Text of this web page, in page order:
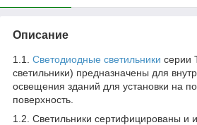
Описание
1.1. Светодиодные светильники серии
светильники) предназначены для
освещения зданий для установки на
поверхность.
1.2. Светильники сертифицированы и